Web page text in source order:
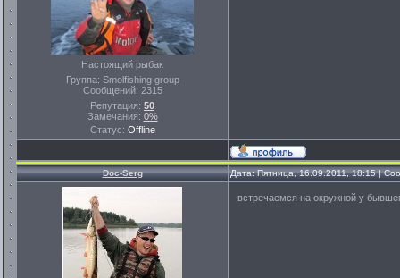
Настоящий рыбак
Группа: Smolfishing group
Сообщений: 2315
Репутация: 50
Замечания: 0%
Статус: Offline
Doc-Serg Дата: Пятница, 16.09.2011, 18:15 |
встречаемся на окружной у